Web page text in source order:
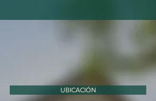
UBICACIÓN